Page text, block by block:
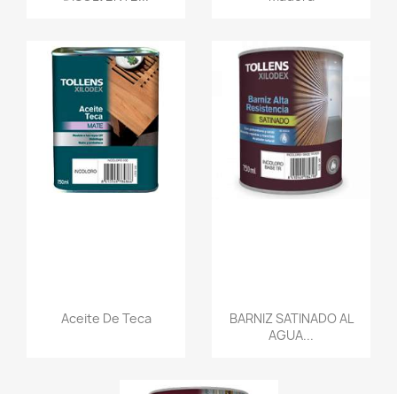
Aceite De Teca
BARNIZ SATINADO AL
AGUA...